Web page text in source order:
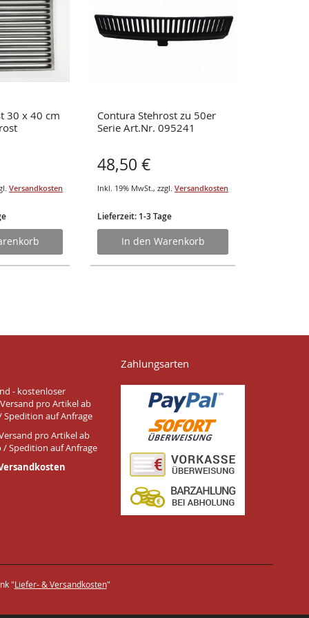
30 x 40 cm
Versandkosten
Contura Stehrost zu 50er
Serie Art.Nr. 095241
48,50 €
Inkl. 19% MwSt. , zzgl. Versandkosten
Lieferzeit: 1-3 Tage
In den Warenkorb
- kostenloser
pro Artikel ab
Spedition auf Anfrage
pro Artikel ab
/ Spedition auf Anfrage
Zahlungsarten
"Liefer- & Versandkosten"